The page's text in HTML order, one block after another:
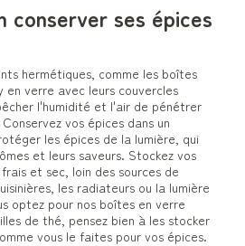
conserver ses épices
hermétiques, comme les boîtes
en verre avec leurs couvercles
l'humidité et l'air de pénétrer
vos épices dans un
les épices de la lumière, qui
et leurs saveurs. Stockez vos
et sec, loin des sources de
les radiateurs ou la lumière
optez pour nos boîtes en verre
de thé, pensez bien à les stocker
vous le faites pour vos épices.